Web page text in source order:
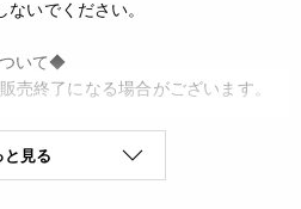
いでください。
いて◆
売終了になる場合がございます。
商品は、ご購入可能な状態にあっ
ものではありません。予めご了承
と見る